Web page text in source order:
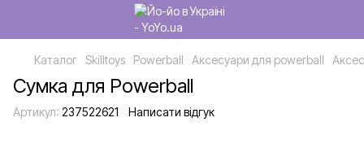
Каталог Skilltoys Powerball Аксесуари для powerball
Сумка для Powerball
Артикул: 237522621 Написати відгук